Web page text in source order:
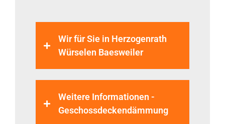
Wir für Sie in Herzogenrath
Würselen Baesweiler
Weitere Informationen -
Geschossdeckendämmung